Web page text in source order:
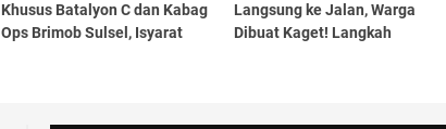
Khusus Batalyon C dan Kabag
Ops Brimob Sulsel, Isyarat
Langsung ke Jalan, Warga
Dibuat Kaget! Langkah